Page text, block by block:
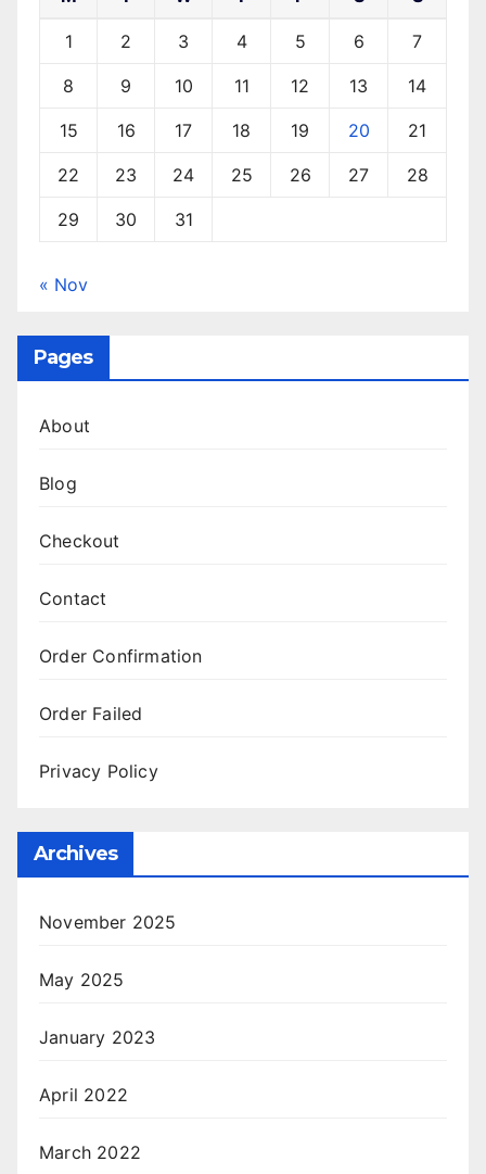
1 2 3 4 5 6 7
8 9 10 11 12 13 14
15 16 17 18 19 20 21
22 23 24 25 26 27 28
29 30 31
« Nov
Pages
About
Blog
Checkout
Contact
Order Confirmation
Order Failed
Privacy Policy
Archives
November 2025
May 2025
January 2023
April 2022
March 2022